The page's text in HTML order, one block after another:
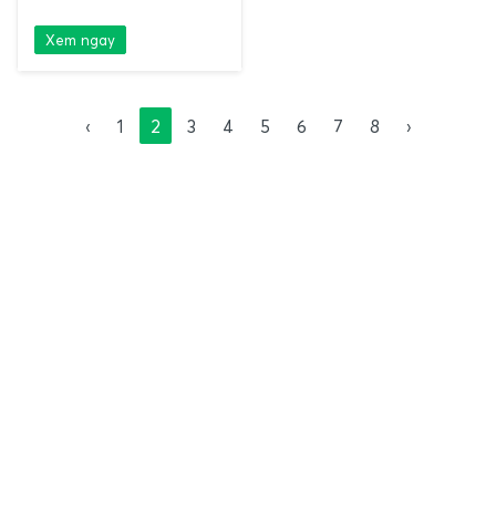
Xem ngay
‹ 1 2 3 4 5 6 7 8 ›